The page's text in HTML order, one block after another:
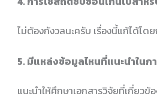
ไม่ต้องกังวลนะครับ เรื่องนี้แก้ได้โด
5. มีแหล่งข้อมูลไหนที่แนะนำในก
แนะนำให้ศึกษาเอกสารวิจัยที่เกี่ยว